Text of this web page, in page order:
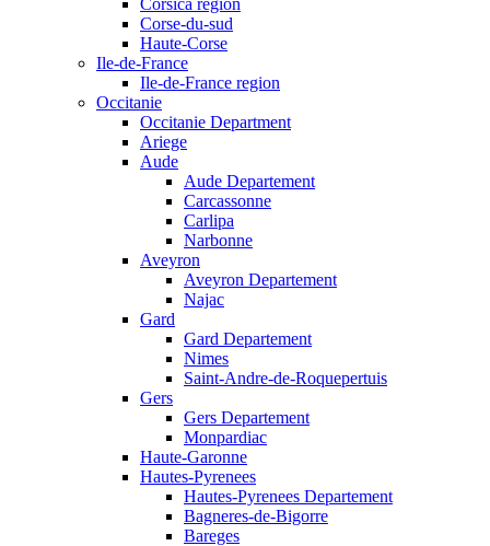
Corsica region
Corse-du-sud
Haute-Corse
Ile-de-France
Ile-de-France region
Occitanie
Occitanie Department
Ariege
Aude
Aude Departement
Carcassonne
Carlipa
Narbonne
Aveyron
Aveyron Departement
Najac
Gard
Gard Departement
Nimes
Saint-Andre-de-Roquepertuis
Gers
Gers Departement
Monpardiac
Haute-Garonne
Hautes-Pyrenees
Hautes-Pyrenees Departement
Bagneres-de-Bigorre
Bareges